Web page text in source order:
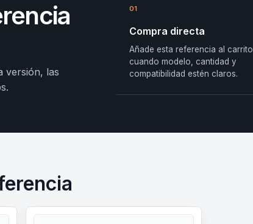
versión, las
01
Compra directa
Añade esta referencia al carrito
cuando modelo, cantidad y
compatibilidad estén claros.